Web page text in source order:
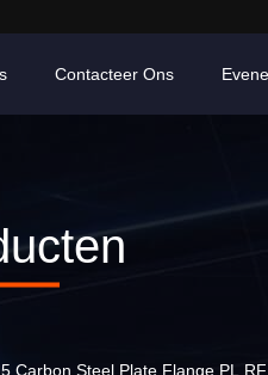
Contacteer Ons
Carbon Steel Plate Flange PL